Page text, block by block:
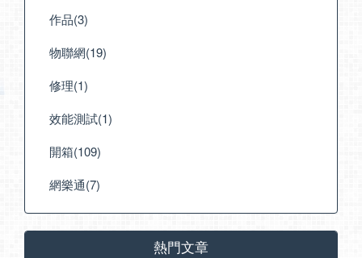
作品(3)
物聯網(19)
修理(1)
效能測試(1)
開箱(109)
網樂通(7)
熱門文章